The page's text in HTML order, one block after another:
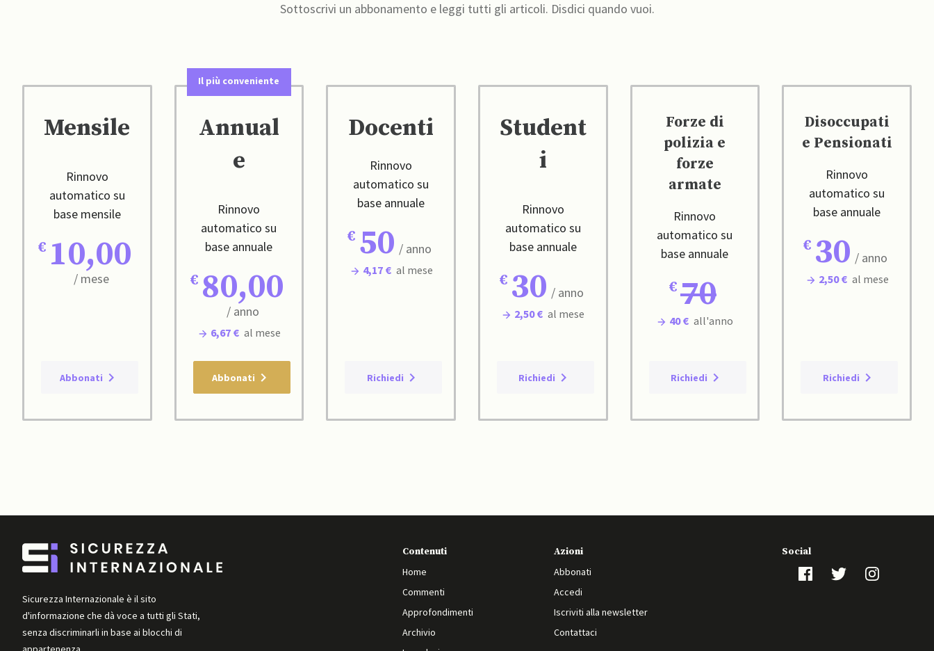
Sottoscrivi un abbonamento e leggi tutti gli articoli. Disdici quando vuoi.
Mensile
Rinnovo
automatico su
base mensile
10,00
/ mese
Abbonati
Il più conveniente
Annual
e
Rinnovo
automatico su
base annuale
80,00
/ anno
6,67 € al mese
Abbonati
Docenti
Rinnovo
automatico su
base annuale
50 / anno
4,17 € al mese
Richiedi
Student
i
Rinnovo
automatico su
base annuale
30 / anno
2,50 € al mese
Richiedi
Forze di
polizia e
forze
armate
Rinnovo
automatico su
base annuale
70
40 € all'anno
Richiedi
Disoccupati
e Pensionati
Rinnovo
automatico su
base annuale
30 / anno
2,50 € al mese
Richiedi
Sicurezza Internazionale è il sito
d'informazione che dà voce a tutti gli Stati,
senza discriminarli in base ai blocchi di
Contenuti
Home
Commenti
Approfondimenti
Archivio
Azioni
Abbonati
Accedi
Iscriviti alla newsletter
Contattaci
Social